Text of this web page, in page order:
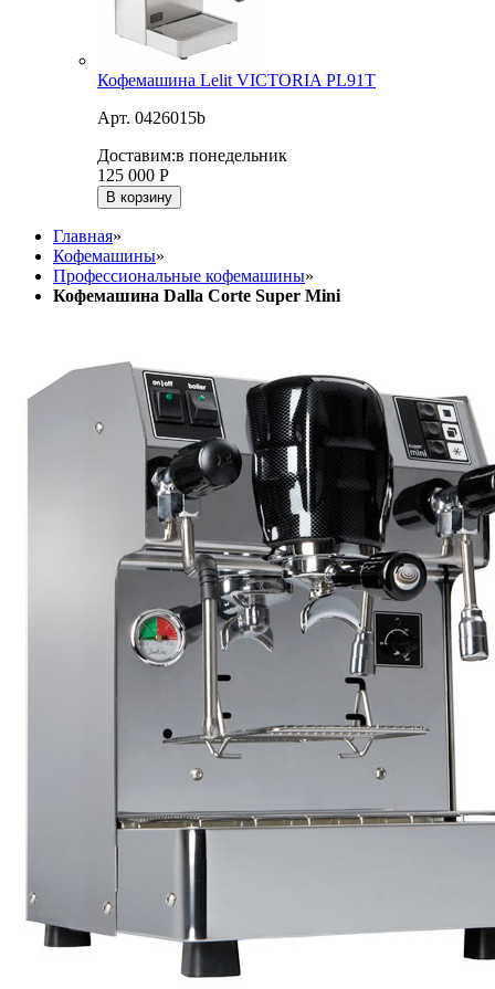
Кофемашина Lelit VICTORIA PL91T
Арт. 0426015b
Доставим:в понедельник
125 000 Р
В корзину
Главная»
Кофемашины»
Профессиональные кофемашины»
Кофемашина Dalla Corte Super Mini